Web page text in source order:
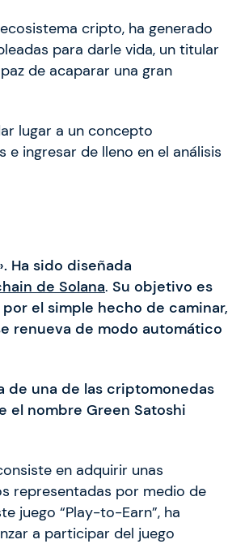
cripto, ha generado
para darle vida, un titular
de acaparar una gran
lugar a un concepto
ingresar de lleno en el análisis
Ha sido diseñada
de Solana. Su objetivo es
el simple hecho de caminar,
renueva de modo automático
de una de las criptomonedas
el nombre Green Satoshi
en adquirir unas
representadas por medio de
juego “Play-to-Earn”, ha
a participar del juego